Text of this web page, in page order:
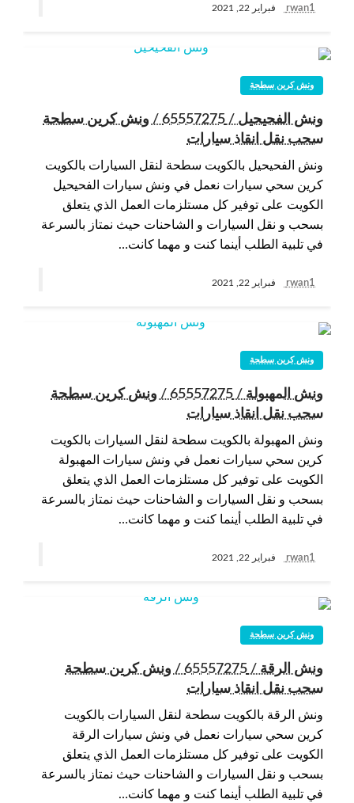
rwan1 فبراير 22, 2021
ونش كرين سطحة
ونش الفحيحيل / 65557275 / ونش كرين سطحة
سحب نقل انقاذ سيارات
ونش الفحيحيل بالكويت سطحة لنقل السيارات بالكويت
كرين سحي سيارات نعمل في ونش سيارات الفحيحيل
الكويت على توفير كل مستلزمات العمل الذي يتعلق
بسحب و نقل السيارات و الشاحنات حيث نمتاز بالسرعة
في تلبية الطلب أينما كنت و مهما كانت…
rwan1 فبراير 22, 2021
ونش كرين سطحة
ونش المهبولة / 65557275 / ونش كرين سطحة
سحب نقل انقاذ سيارات
ونش المهبولة بالكويت سطحة لنقل السيارات بالكويت
كرين سحي سيارات نعمل في ونش سيارات المهبولة
الكويت على توفير كل مستلزمات العمل الذي يتعلق
بسحب و نقل السيارات و الشاحنات حيث نمتاز بالسرعة
في تلبية الطلب أينما كنت و مهما كانت…
rwan1 فبراير 22, 2021
ونش كرين سطحة
ونش الرقة / 65557275 / ونش كرين سطحة
سحب نقل انقاذ سيارات
ونش الرقة بالكويت سطحة لنقل السيارات بالكويت
كرين سحي سيارات نعمل في ونش سيارات الرقة
الكويت على توفير كل مستلزمات العمل الذي يتعلق
بسحب و نقل السيارات و الشاحنات حيث نمتاز بالسرعة
في تلبية الطلب أينما كنت و مهما كانت…